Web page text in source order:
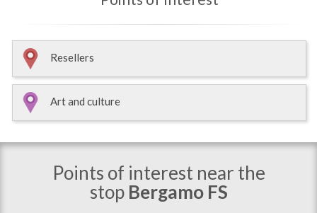
Resellers
Art and culture
Points of interest near the
stop Bergamo FS